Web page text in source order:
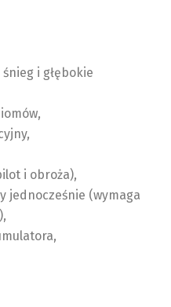
i głębokie
i obroża),
jednocześnie (wymaga